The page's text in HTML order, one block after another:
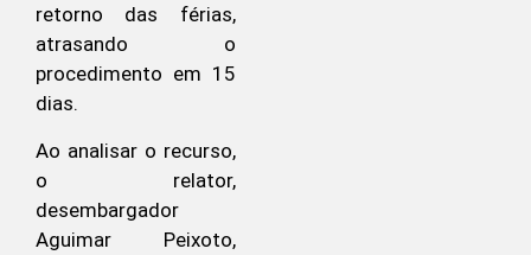
retorno das férias,
atrasando o
procedimento em 15
dias.
Ao analisar o recurso,
o relator,
desembargador
Aguimar Peixoto,